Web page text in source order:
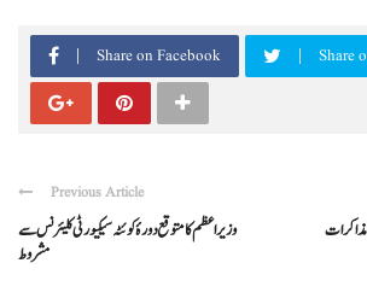
Share on Facebook Share
Previous Article
وزیراعظم کا متوقع دورۂ کوئٹہ سیکیورٹی کلیئرنس سے
مشروط
مذاکرات